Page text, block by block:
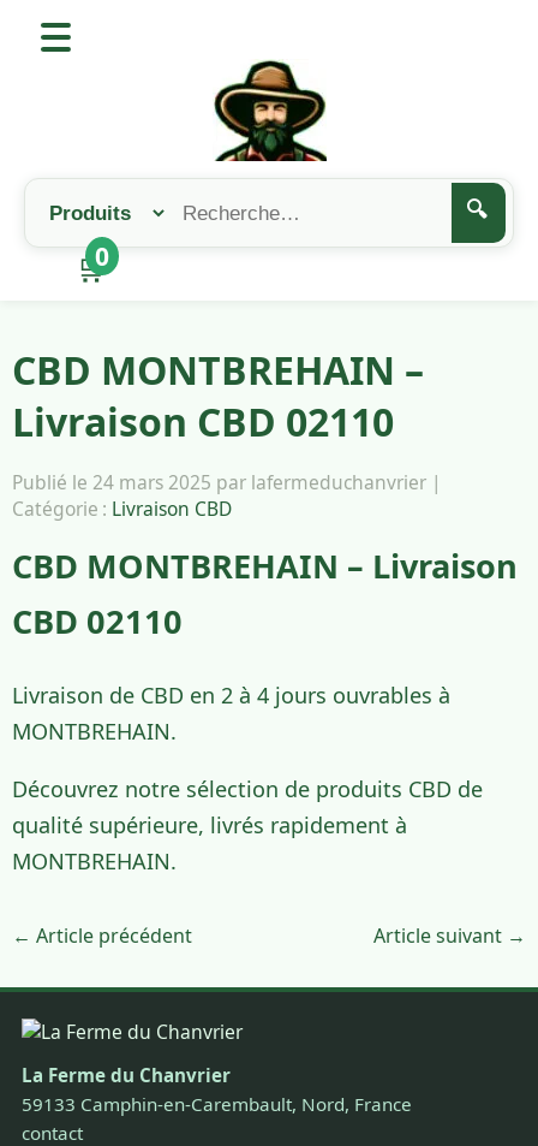
🔍
🛒
0
CBD MONTBREHAIN –
Livraison CBD 02110
Publié le 24 mars 2025 par lafermeduchanvrier |
Catégorie : Livraison CBD
CBD MONTBREHAIN – Livraison
CBD 02110
Livraison de CBD en 2 à 4 jours ouvrables à
MONTBREHAIN.
Découvrez notre sélection de produits CBD de
qualité supérieure, livrés rapidement à
MONTBREHAIN.
← Article précédent Article suivant →
La Ferme du Chanvrier
59133 Camphin-en-Carembault, Nord, France
contact